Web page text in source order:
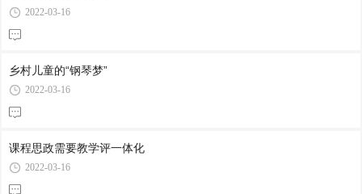
2022-03-16
乡村儿童的“钢琴梦”
2022-03-16
课程思政需要教学评一体化
2022-03-16